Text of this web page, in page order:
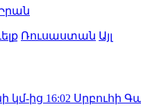
Ռուսաստան Այլ
ից16:02Սրբուհի